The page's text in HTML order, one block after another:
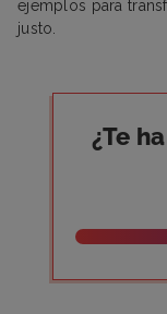
ejemplos para
justo.
¿Te